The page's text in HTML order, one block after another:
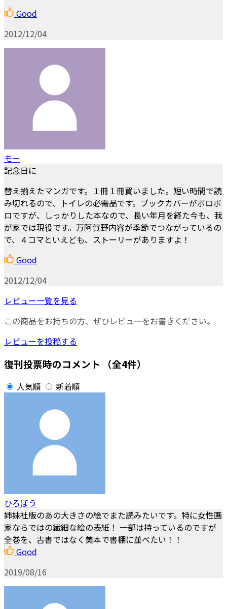
Good
2012/12/04
モー
記念日に
替え揃えたマンガです。１冊１冊買いました。短い時間で読
み切れるので、トイレの必需品です。ブックカバーがボロボ
ロですが、しっかりした本なので、長い年月を経た今も、我
が家では現役です。万阿賀野内容が季節でつながっているの
で、４コマといえども、ストーリーがありますよ！
Good
2012/12/04
レビュー一覧を見る
この商品をお持ちの方、ぜひレビューをお書きください。
レビューを投稿する
復刊投票時のコメント （全4件）
人気順 新着順
ひろぼう
姉妹社版のあの大きさの絵でまた読みたいです。特に女性画
家ならではの繊細な絵の表紙！ 一部は持っているのですが
全巻を、古書ではなく美本で書棚に並べたい！！
Good
2019/08/16